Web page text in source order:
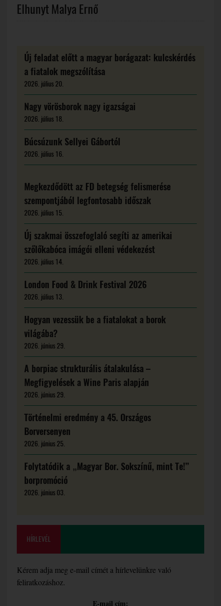
Elhunyt Malya Ernő
Új feladat előtt a magyar borágazat: kulcskérdés
a fiatalok megszólítása
2026. július 20.
Nagy vörösborok nagy igazságai
2026. július 18.
Búcsúzunk Sellyei Gábortól
2026. július 16.
Megkezdődött az FD betegség felismerése
szempontjából legfontosabb időszak
2026. július 15.
Új szakmai összefoglaló segíti az amerikai
szőlőkabóca imágói elleni védekezést
2026. július 14.
London Food & Drink Festival 2026
2026. július 13.
Hogyan vezessük be a fiatalokat a borok
világába?
2026. június 29.
A borpiac strukturális átalakulása –
Megfigyelések a Wine Paris alapján
2026. június 29.
Történelmi eredmény a 45. Országos
Borversenyen
2026. június 25.
Folytatódik a „Magyar Bor. Sokszínű, mint Te!”
borpromóció
2026. június 03.
HÍRLEVÉL
Kérem adja meg e-mail címét a hírlevelünkre való
feliratkozáshoz.
E-mail cím: